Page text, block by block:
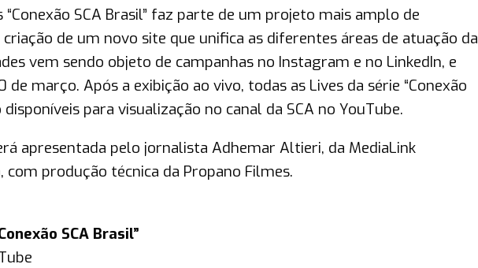
“Conexão SCA Brasil” faz parte de um projeto mais amplo de
de um novo site que unifica as diferentes áreas de atuação da
vem sendo objeto de campanhas no Instagram e no LinkedIn, e
março. Após a exibição ao vivo, todas as Lives da série “Conexão
disponíveis para visualização no canal da SCA no YouTube.
apresentada pelo jornalista Adhemar Altieri, da MediaLink
com produção técnica da Propano Filmes.
SCA Brasil”